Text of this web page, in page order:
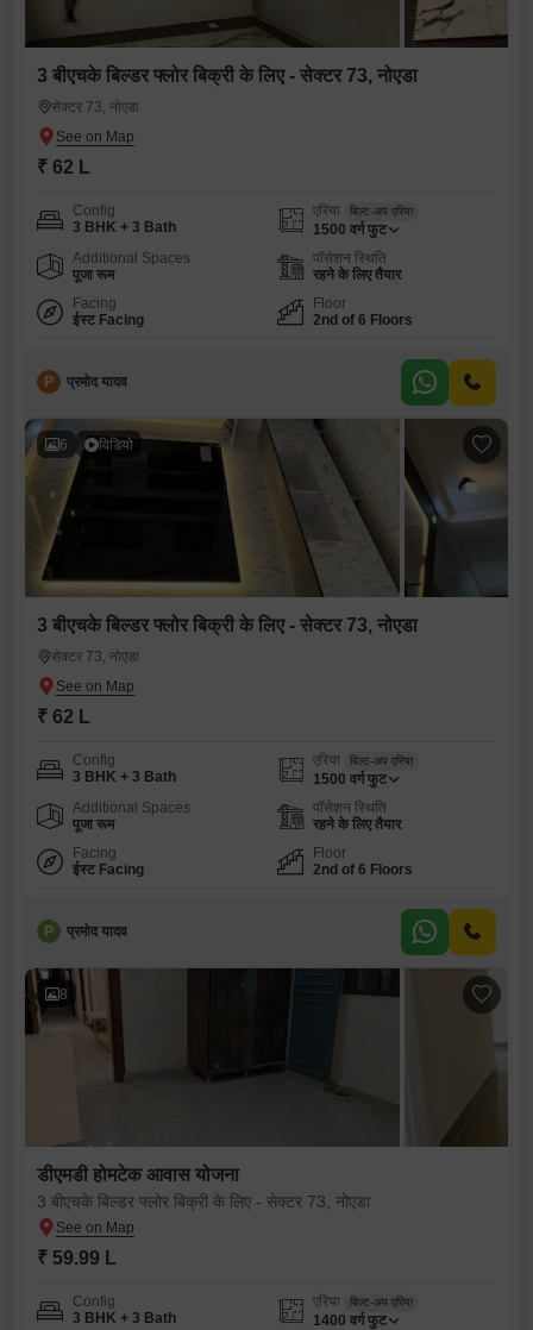
3 बीएचके बिल्डर फ्लोर बिक्री के लिए - सेक्टर 73, नोएडा
सेक्टर 73, नोएडा
₹ 62 L
Config
3 BHK + 3 Bath
एरिया बिल्ट-अप एरिया
1500 वर्ग फुट
Additional Spaces
पूजा रूम
पॉसेशन स्थिति
रहने के लिए तैयार
Facing
ईस्ट Facing
Floor
2nd of 6 Floors
P प्रमोद यादव
6 विडियो
3 बीएचके बिल्डर फ्लोर बिक्री के लिए - सेक्टर 73, नोएडा
सेक्टर 73, नोएडा
₹ 62 L
Config
3 BHK + 3 Bath
एरिया बिल्ट-अप एरिया
1500 वर्ग फुट
Additional Spaces
पूजा रूम
पॉसेशन स्थिति
रहने के लिए तैयार
Facing
ईस्ट Facing
Floor
2nd of 6 Floors
P प्रमोद यादव
8
डीएमडी होमटेक आवास योजना
3 बीएचके बिल्डर फ्लोर बिक्री के लिए - सेक्टर 73, नोएडा
₹ 59.99 L
Config
3 BHK + 3 Bath
एरिया बिल्ट-अप एरिया
1400 वर्ग फुट